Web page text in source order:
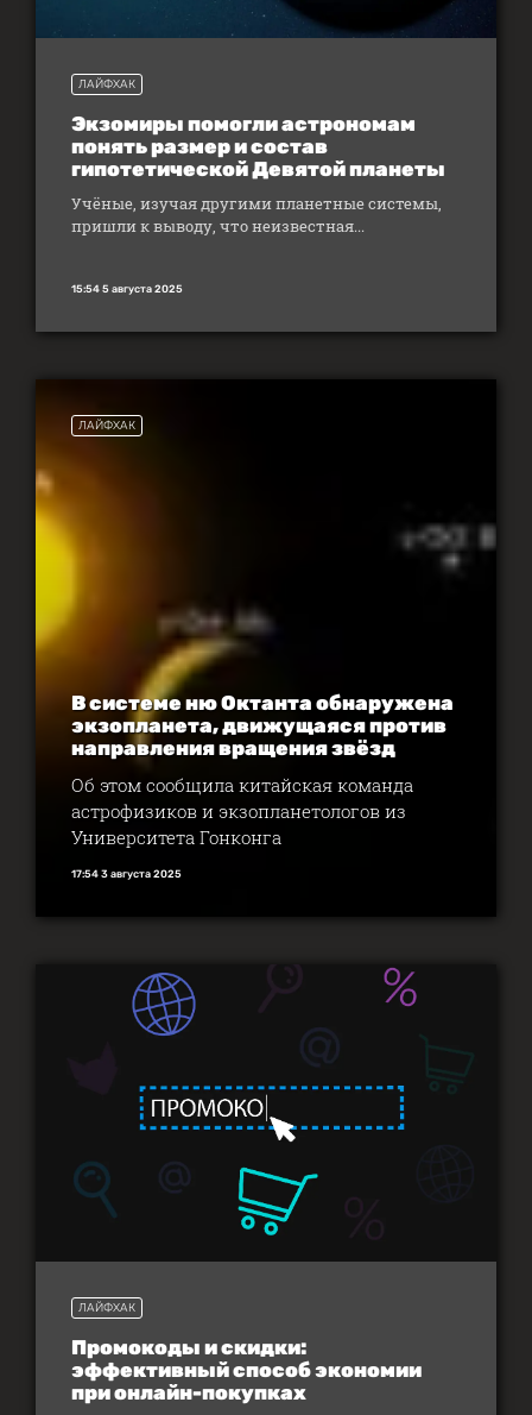
ЛАЙФХАК
Экзомиры помогли астрономам
понять размер и состав
гипотетической Девятой планеты
Учёные, изучая другими планетные системы,
пришли к выводу, что неизвестная...
15:54 5 августа 2025
ЛАЙФХАК
В системе ню Октанта обнаружена
экзопланета, движущаяся против
направления вращения звёзд
Об этом сообщила китайская команда
астрофизиков и экзопланетологов из
Университета Гонконга
17:54 3 августа 2025
ЛАЙФХАК
Промокоды и скидки:
эффективный способ экономии
при онлайн-покупках